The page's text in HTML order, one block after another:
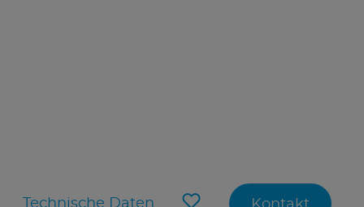
Technische Daten